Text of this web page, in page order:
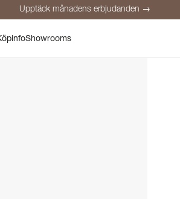
Upptäck månadens erbjudanden →
Showrooms